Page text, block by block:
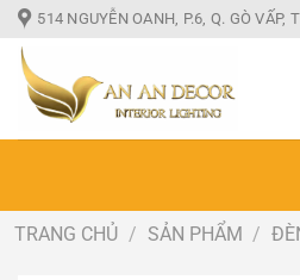
Bỏ
qua
nội
dung
514 NGUYỄN OANH, P.6, Q. GÒ VẤP,
TRANG CHỦ / SẢN PHẨM /